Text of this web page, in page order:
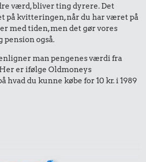
værd, bliver ting dyrere. Det
på kvitteringen, når du har været på
med tiden, men det gør vores
også.
man pengenes værdi fra
er ifølge Oldmoneys
hvad du kunne købe for 10 kr. i 1989